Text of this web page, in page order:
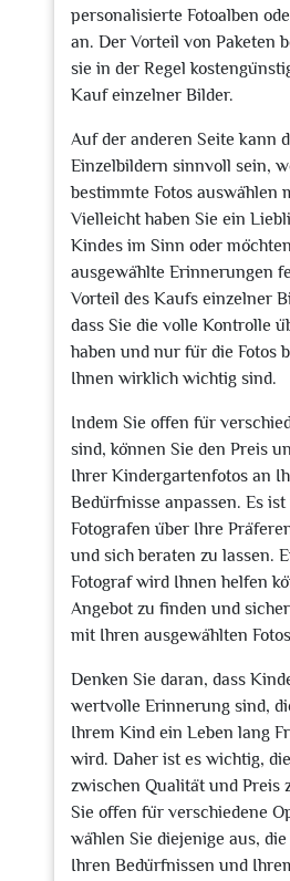
personalisierte Fotoalben
an. Der Vorteil von Paketen
sie in der Regel
Kauf einzelner Bilder.
Auf der anderen Seite kann
Einzelbildern sinnvoll sein,
bestimmte Fotos auswählen
Vielleicht haben Sie ein
Kindes im Sinn oder
ausgewählte Erinnerungen
Vorteil des Kaufs einzelner
dass Sie die volle Kontrolle
haben und nur für die Fotos
Ihnen wirklich wichtig sind.
Indem Sie offen für
sind, können Sie den Preis
Ihrer Kindergartenfotos an
Bedürfnisse anpassen. Es
Fotografen über Ihre
und sich beraten zu lassen.
Fotograf wird Ihnen helfen
Angebot zu finden und
mit Ihren ausgewählten
Denken Sie daran, dass
wertvolle Erinnerung sind,
Ihrem Kind ein Leben lang
wird. Daher ist es wichtig,
zwischen Qualität und Preis
Sie offen für verschiedene
wählen Sie diejenige aus,
Ihren Bedürfnissen und